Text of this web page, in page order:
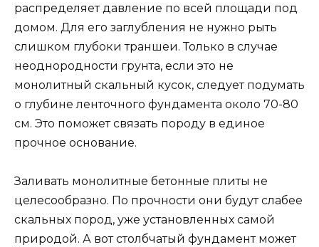
распределяет давление по всей площади под
домом. Для его заглубления не нужно рыть
слишком глубоки траншеи. Только в случае
неоднородности грунта, если это не
монолитный скальный кусок, следует подумать
о глубине ленточного фундамента около 70-80
см. Это поможет связать породу в единое
прочное основание.
Заливать монолитные бетонные плиты не
целесообразно. По прочности они будут слабее
скальных пород, уже установленных самой
природой. А вот столбчатый фундамент может